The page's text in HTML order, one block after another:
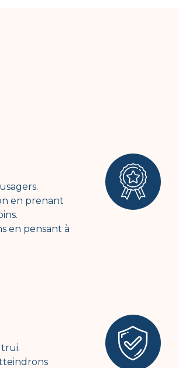
en prenant
en pensant à